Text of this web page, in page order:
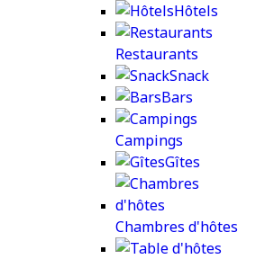
Hôtels
Restaurants
Snack
Bars
Campings
Gîtes
Chambres d'hôtes